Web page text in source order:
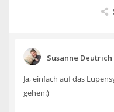
Susanne
Ja, einfach auf das
gehen:)